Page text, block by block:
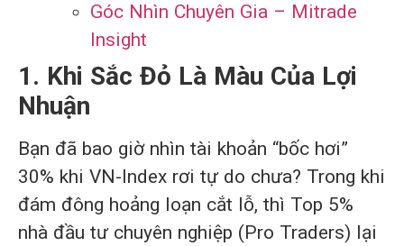
Góc Nhìn Chuyên Gia – Mitrade
Insight
1. Khi Sắc Đỏ Là Màu Của Lợi
Nhuận
Bạn đã bao giờ nhìn tài khoản “bốc hơi”
30% khi VN-Index rơi tự do chưa? Trong khi
đám đông hoảng loạn cắt lỗ, thì Top 5%
nhà đầu tư chuyên nghiệp (Pro Traders) lại